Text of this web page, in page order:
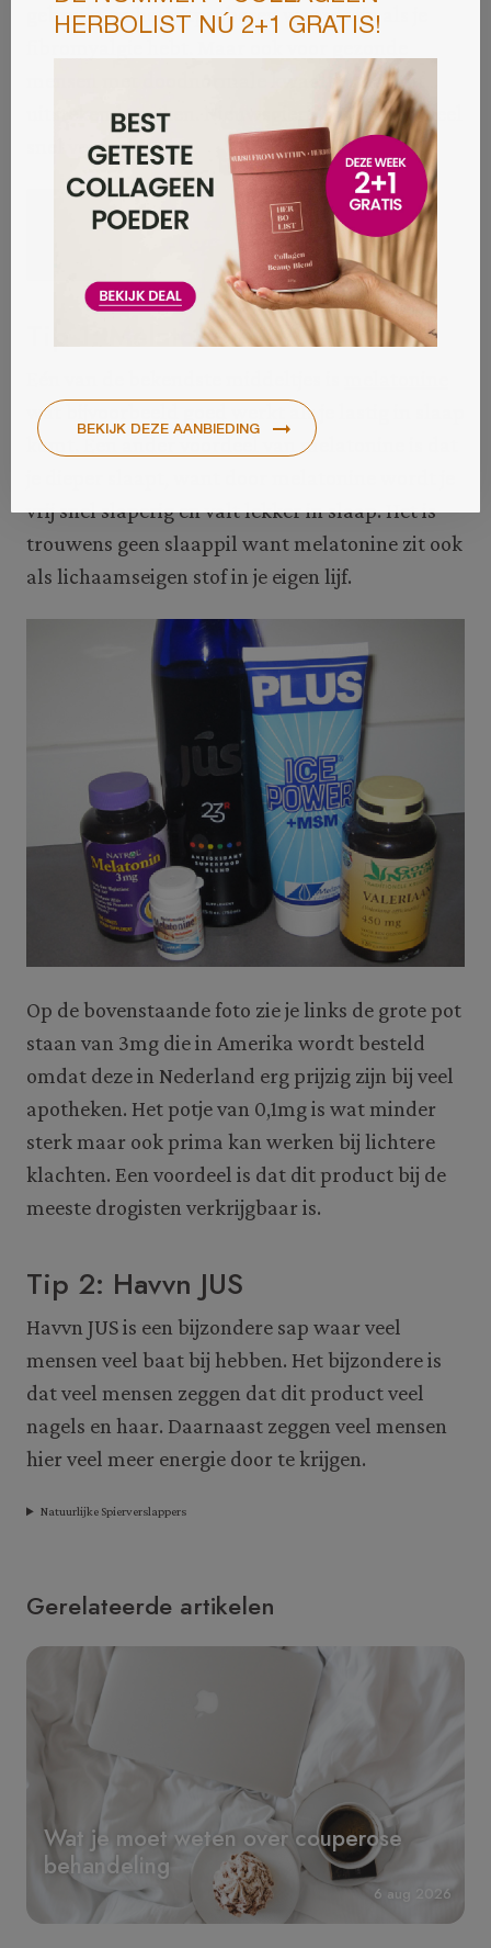
gebruikt en het uitproberen waard zijn als je
mensen met doodnormale kwaaltjes kan dit
uitstekend werken. Nieuwsgierig?! Lees dan heel
snel verder!
Inhoud
Tip 1: Melatonine
wat bijvoorbeeld goed werkt als je lastig in slaap
komt. Een ander voordeel van melatonine is dat
vrij snel slaperig en valt lekker in slaap. Het is
trouwens geen slaappil want melatonine zit ook
als lichaamseigen stof in je eigen lijf.
Op de bovenstaande foto zie je links de grote pot
staan van 3mg die in Amerika wordt besteld
omdat deze in Nederland erg prijzig zijn bij veel
apotheken. Het potje van 0,1mg is wat minder
sterk maar ook prima kan werken bij lichtere
klachten. Een voordeel is dat dit product bij de
meeste drogisten verkrijgbaar is.
Tip 2: Havvn JUS
Havvn JUS is een bijzondere sap waar veel
mensen veel baat bij hebben. Het bijzondere is
dat veel mensen zeggen dat dit product veel
nagels en haar. Daarnaast zeggen veel mensen
hier veel meer energie door te krijgen.
Natuurlijke Spierverslappers
Gerelateerde artikelen
Wat je moet weten over couperose
behandeling
6 aug 2026